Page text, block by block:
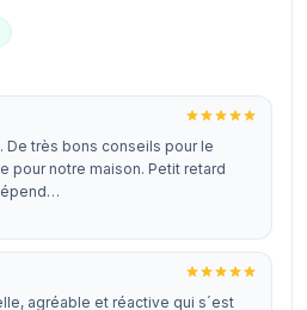
De très bons conseils pour le
pour notre maison. Petit retard
agréable et réactive qui s´est